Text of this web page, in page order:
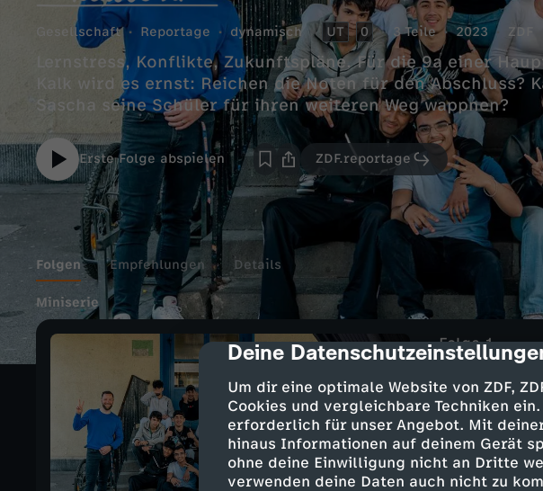
cmp-dialog-description
Deine
Um dir eine optimale Website von ZDF,
Cookies und vergleichbare Techniken
erforderlich für unser Angebot. Mit
hinaus Informationen auf deinem Gerät
ohne deine Einwilligung nicht an Dritte
verwenden deine Daten auch nicht zu
Gesellschaft Reportage dynamisch UT 0 3 Teile 2023 ZDF
Lernstress, Konflikte, Zukunftspläne. Für die 9a einer
Kalk wird es ernst: Reichen die Noten für den Abschluss?
Sascha seine Schüler für ihren weiteren Weg wappnen?
Erste Folge abspielen ZDF.reportage
Folgen Empfehlungen Details
Miniserie
Folge 1
31 Min.2023
Die 9.
und